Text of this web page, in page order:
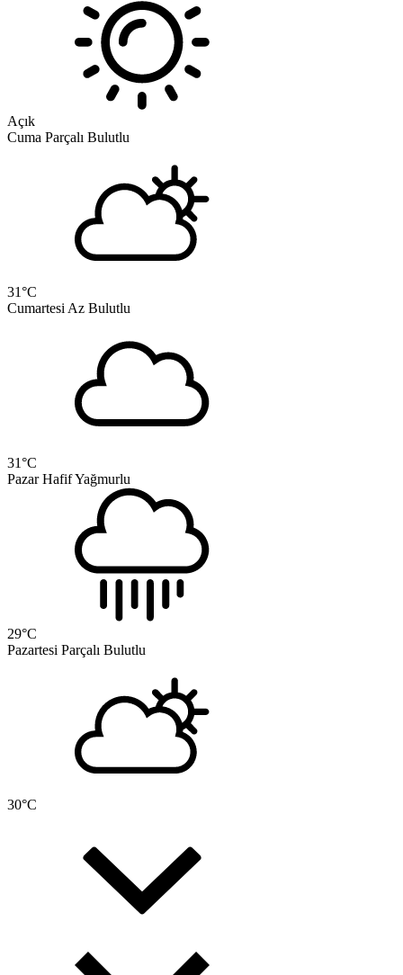
Açık
Cuma Parçalı Bulutlu
31°C
Cumartesi Az Bulutlu
31°C
Pazar Hafif Yağmurlu
29°C
Pazartesi Parçalı Bulutlu
30°C